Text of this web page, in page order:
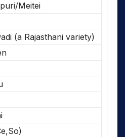
Meitei
(a Rajasthani variety)